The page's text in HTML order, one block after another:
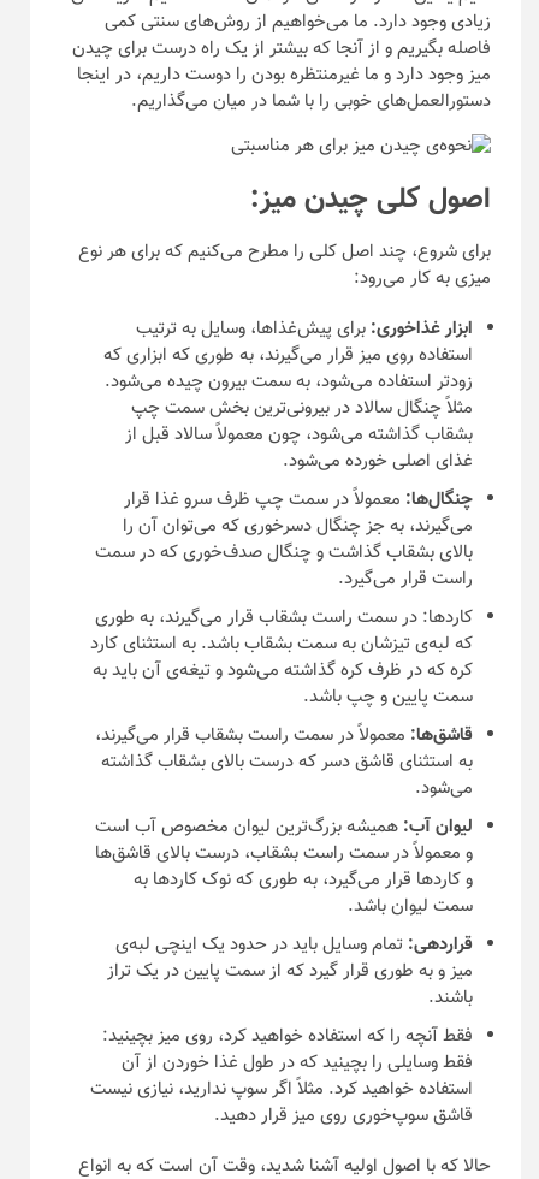
زیادی وجود دارد. ما می‌خواهیم از روش‌های سنتی کمی
فاصله بگیریم و از آنجا که بیشتر از یک راه درست برای چیدن
میز وجود دارد و ما غیرمنتظره بودن را دوست داریم، در اینجا
دستورالعمل‌های خوبی را با شما در میان می‌گذاریم.
اصول کلی چیدن میز:
برای شروع، چند اصل کلی را مطرح می‌کنیم که برای هر نوع
میزی به کار می‌رود:
ابزار غذاخوری: برای پیش‌غذاها، وسایل به ترتیب
استفاده روی میز قرار می‌گیرند، به طوری که ابزاری که
زودتر استفاده می‌شود، به سمت بیرون چیده می‌شود.
مثلاً چنگال سالاد در بیرونی‌ترین بخش سمت چپ
بشقاب گذاشته می‌شود، چون معمولاً سالاد قبل از
غذای اصلی خورده می‌شود.
چنگال‌ها: معمولاً در سمت چپ ظرف سرو غذا قرار
می‌گیرند، به جز چنگال دسرخوری که می‌توان آن را
بالای بشقاب گذاشت و چنگال صدف‌خوری که در سمت
راست قرار می‌گیرد.
کاردها: در سمت راست بشقاب قرار می‌گیرند، به طوری
که لبه‌ی تیزشان به سمت بشقاب باشد. به استثنای کارد
کره که در ظرف کره گذاشته می‌شود و تیغه‌ی آن باید به
سمت پایین و چپ باشد.
قاشق‌ها: معمولاً در سمت راست بشقاب قرار می‌گیرند،
به استثنای قاشق دسر که درست بالای بشقاب گذاشته
می‌شود.
لیوان آب: همیشه بزرگ‌ترین لیوان مخصوص آب است
و معمولاً در سمت راست بشقاب، درست بالای قاشق‌ها
و کارد‌ها قرار می‌گیرد، به طوری که نوک کارد‌ها به
سمت لیوان باشد.
قراردهی: تمام وسایل باید در حدود یک اینچی لبه‌ی
میز و به طوری قرار گیرد که از سمت پایین در یک تراز
باشند.
فقط آنچه را که استفاده خواهید کرد، روی میز بچینید:
فقط وسایلی را بچینید که در طول غذا خوردن از آن
استفاده خواهید کرد. مثلاً اگر سوپ ندارید، نیازی نیست
قاشق سوپ‌خوری روی میز قرار دهید.
حالا که با اصول اولیه آشنا شدید، وقت آن است که به انواع